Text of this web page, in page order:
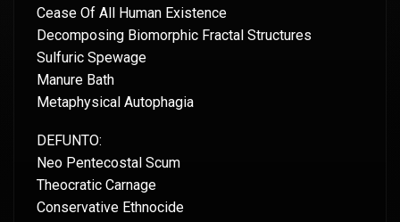
Cease Of All Human Existence
Decomposing Biomorphic Fractal Structures
Sulfuric Spewage
Manure Bath
Metaphysical Autophagia
DEFUNTO:
Neo Pentecostal Scum
Theocratic Carnage
Conservative Ethnocide